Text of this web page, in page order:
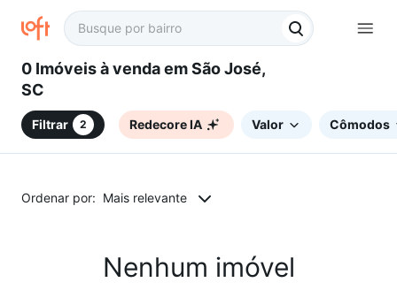
0 Imóveis à venda em São José,
SC
Filtrar 2 Redecore IA Valor Cômodos
Ordenar por: Mais relevante
Nenhum imóvel